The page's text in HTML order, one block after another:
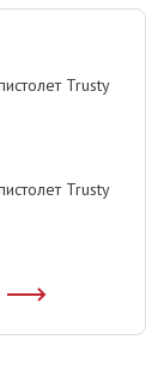
Trusty
Trusty